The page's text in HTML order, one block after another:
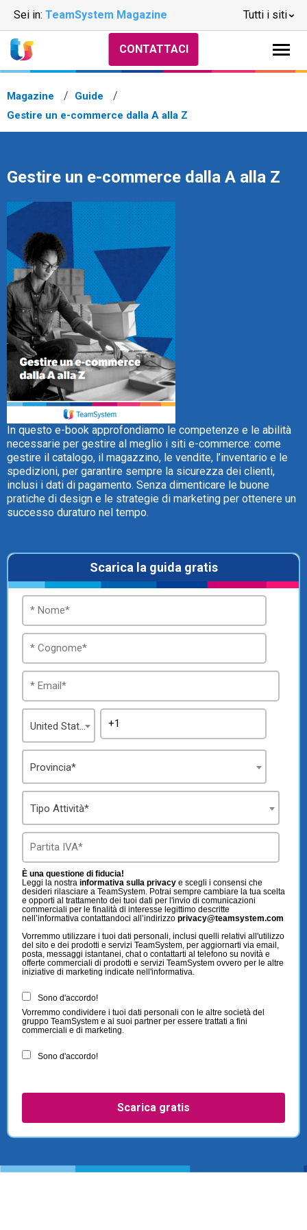
Sei in: TeamSystem Magazine Tutti i siti
CRM
Ecommerce
Email Marketing
Fatturazione
Financial Solutions
TeamSystem Corporate
TeamSystem Store
CONTATTACI
Magazine
Guide
Gestire un e-commerce dalla A alla Z
Gestire un e-commerce dalla A alla Z
In questo e-book approfondiamo le competenze e le abilità
necessarie per gestire al meglio i siti e-commerce: come
gestire il catalogo, il magazzino, le vendite, l’inventario e le
spedizioni, per garantire sempre la sicurezza dei clienti,
inclusi i dati di pagamento. Senza dimenticare le buone
pratiche di design e le strategie di marketing per ottenere un
successo duraturo nel tempo.
Scarica la guida gratis
United States
Provincia*
Tipo Attività*
È una questione di fiducia!
Leggi la nostra informativa sulla privacy e scegli i consensi che
desideri rilasciare a TeamSystem. Potrai sempre cambiare la tua scelta
e opporti al trattamento dei tuoi dati per l'invio di comunicazioni
commerciali per le finalità di interesse legittimo descritte
nell’informativa contattandoci all’indirizzo privacy@teamsystem.com
Vorremmo utilizzare i tuoi dati personali, inclusi quelli relativi all'utilizzo
del sito e dei prodotti e servizi TeamSystem, per aggiornarti via email,
posta, messaggi istantanei, chat o contattarti al telefono su novità e
offerte commerciali di prodotti e servizi TeamSystem ovvero per le altre
iniziative di marketing indicate nell'informativa.
Sono d'accordo!
Vorremmo condividere i tuoi dati personali con le altre società del
gruppo TeamSystem e ai suoi partner per essere trattati a fini
commerciali e di marketing.
Sono d'accordo!